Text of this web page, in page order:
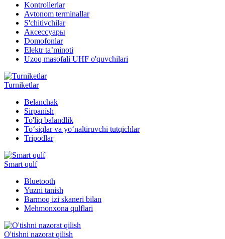
Kontrollerlar
Avtonom terminallar
S'chitivchilar
Аксессуары
Domofonlar
Elektr ta’minoti
Uzoq masofali UHF o'quvchilari
Turniketlar
Belanchak
Sirpanish
To'liq balandlik
To‘siqlar va yo‘naltiruvchi tutqichlar
Tripodlar
Smart qulf
Bluetooth
Yuzni tanish
Barmoq izi skaneri bilan
Mehmonxona qulflari
O'tishni nazorat qilish